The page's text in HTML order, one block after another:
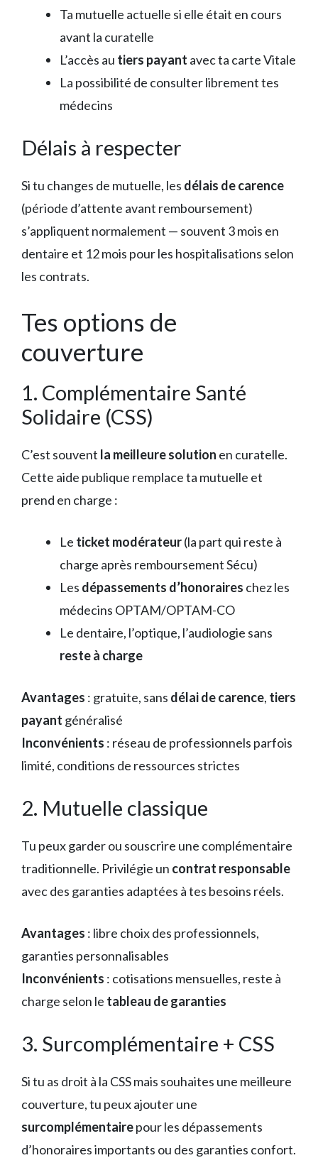
Ta mutuelle actuelle si elle était en cours
avant la curatelle
L’accès au tiers payant avec ta carte Vitale
La possibilité de consulter librement tes
médecins
Délais à respecter
Si tu changes de mutuelle, les délais de carence
(période d’attente avant remboursement)
s’appliquent normalement — souvent 3 mois en
dentaire et 12 mois pour les hospitalisations selon
les contrats.
Tes options de
couverture
1. Complémentaire Santé
Solidaire (CSS)
C’est souvent la meilleure solution en curatelle.
Cette aide publique remplace ta mutuelle et
prend en charge :
Le ticket modérateur(la part qui reste à
charge après remboursement Sécu)
Les dépassements d’honoraires chez les
médecins OPTAM/OPTAM-CO
Le dentaire, l’optique, l’audiologie sans
reste à charge
Avantages : gratuite, sans délai de carence, tiers
payant généralisé
Inconvénients : réseau de professionnels parfois
limité, conditions de ressources strictes
2. Mutuelle classique
Tu peux garder ou souscrire une complémentaire
traditionnelle. Privilégie un contrat responsable
avec des garanties adaptées à tes besoins réels.
Avantages : libre choix des professionnels,
garanties personnalisables
Inconvénients : cotisations mensuelles, reste à
charge selon le tableau de garanties
3. Surcomplémentaire + CSS
Si tu as droit à la CSS mais souhaites une meilleure
couverture, tu peux ajouter une
surcomplémentairepour les dépassements
d’honoraires importants ou des garanties confort.